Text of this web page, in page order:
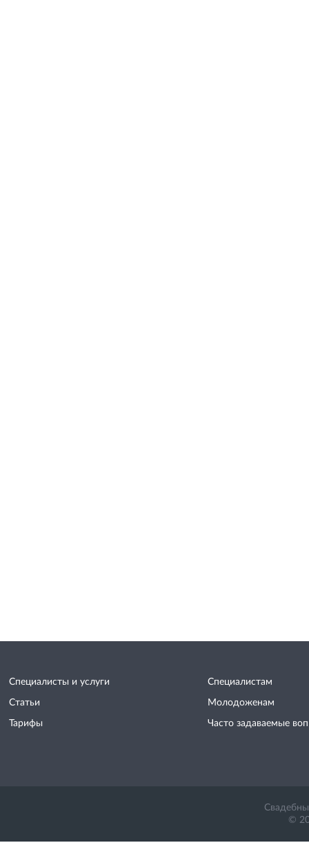
Специалисты и услуги
Статьи
Тарифы
Специалистам
Молодоженам
Часто задаваемые
©